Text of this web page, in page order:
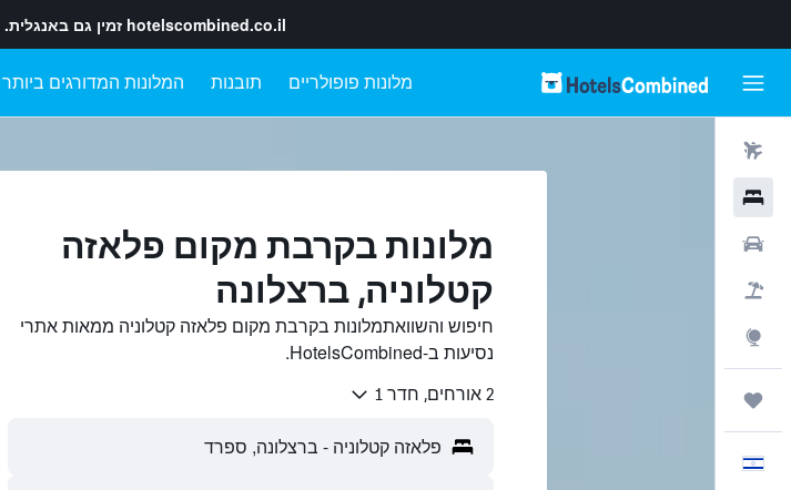
hotelscombined.co.il זמין גם באנגלית.
מלונות פופולריים תובנות המלונות המדורגים ביותר
מלונות בקרבת מקום פלאזה
קטלוניה, ברצלונה
חיפוש והשוואתמלונות בקרבת מקום פלאזה קטלוניה ממאות אתרי
נסיעות ב-HotelsCombined.
2 אורחים, חדר 1